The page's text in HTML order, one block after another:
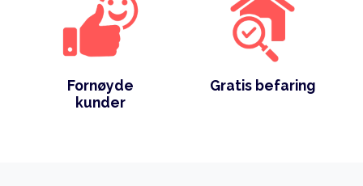
Fornøyde
kunder
Gratis befaring